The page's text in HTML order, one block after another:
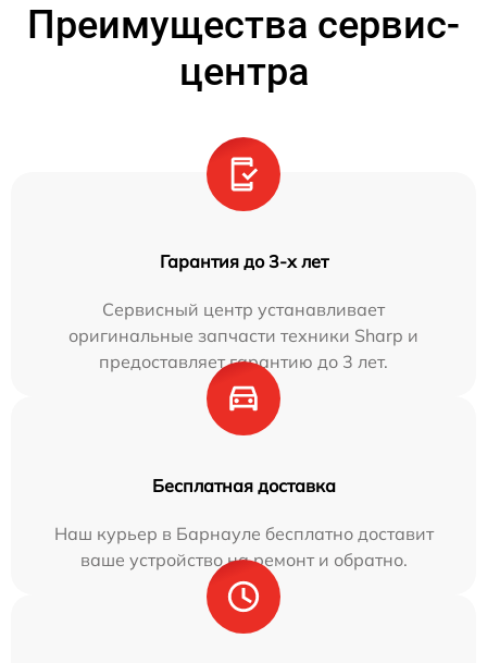
Преимущества сервис-
центра
Гарантия до 3-х лет
Сервисный центр устанавливает
оригинальные запчасти техники Sharp и
предоставляет гарантию до 3 лет.
Бесплатная доставка
Наш курьер в Барнауле бесплатно доставит
ваше устройство на ремонт и обратно.